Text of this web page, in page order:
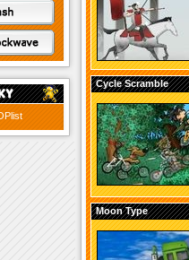
Cycle Scramble
Moon Type